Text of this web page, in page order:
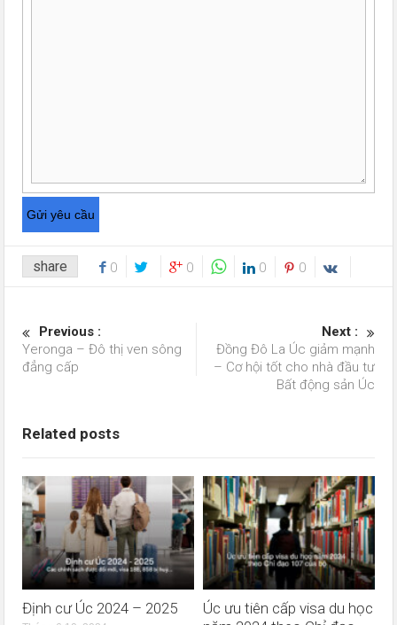
share 0 0 0 0
Previous :
Yeronga – Đô thị ven sông
đẳng cấp
Next :
Đồng Đô La Úc giảm mạnh
– Cơ hội tốt cho nhà đầu tư
Bất động sản Úc
Related posts
Định cư Úc 2024 – 2025
Úc ưu tiên cấp visa du học